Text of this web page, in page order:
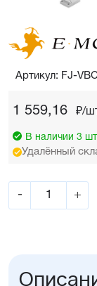
1 559,16 ₽/
В наличии 3 шт
Удалённый
- +
Артикул: FJ-